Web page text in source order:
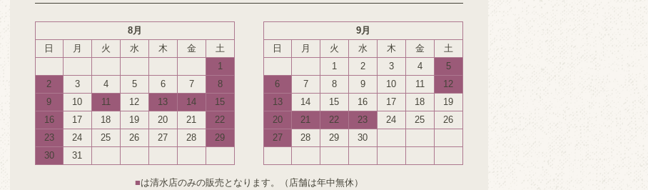
8月
日
月 火 水 木 金
土
1
2
3 4 5 6 7
8
9
10 11 12 13 14
15
16
17 18 19 20 21
22
23
24 25 26 27 28
29
30
31
9月
日
月 火 水 木 金
土
1
2 3 4
5
6
7 8 9 10 11
12
13
14 15 16 17 18
19
20
21 22 23 24 25
26
27
28 29 30
■は清水店のみの販売となります。（店舗は年中無休）